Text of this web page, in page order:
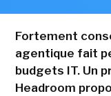
Fortement
agentique fait
budgets IT. Un
Headroom